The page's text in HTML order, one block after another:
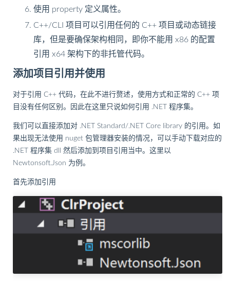
使用 property 定义属性。
C++/CLI 项目可以引用任何的 C++ 项目或动态链接
库，但是要确保架构相同，即你不能用 x86 的配置
引用 x64 架构下的非托管代码。
添加项目引用并使用
对于引用 C++ 代码，在此不进行赘述，使用方式和正常的 C++ 项
目没有任何区别。因此在这里只说如何引用 .NET 程序集。
我们可以直接添加对 .NET Standard/.NET Core library 的引用。如
果出现无法使用 nuget 包管理器安装的情况，可以手动下载对应的
.NET 程序集 dll 然后添加到项目引用当中。这里以
Newtonsoft.Json 为例。
首先添加引用